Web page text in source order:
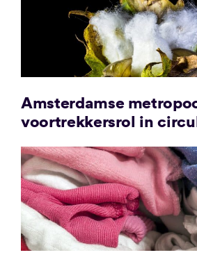
Amsterdamse
voortrekkersrol in